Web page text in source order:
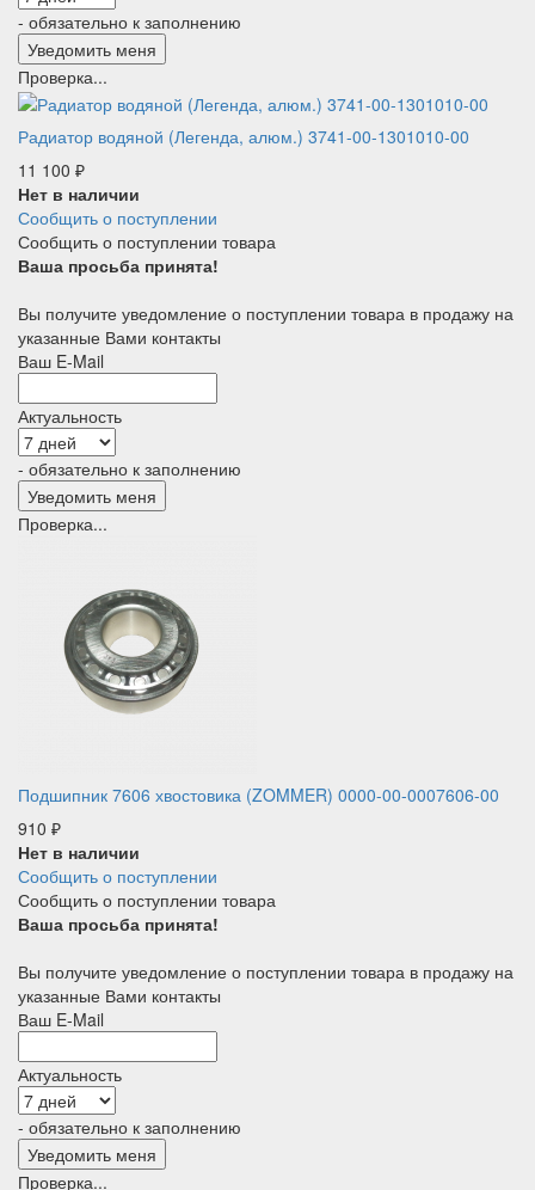
- обязательно к заполнению
Проверка...
Радиатор водяной (Легенда, алюм.) 3741-00-1301010-00
11 100 ₽
Нет в наличии
Сообщить о поступлении
Сообщить о поступлении товара
Ваша просьба принята!
Вы получите уведомление о поступлении товара в продажу на
указанные Вами контакты
Ваш E-Mail
Актуальность
- обязательно к заполнению
Проверка...
Подшипник 7606 хвостовика (ZOMMER) 0000-00-0007606-00
910 ₽
Нет в наличии
Сообщить о поступлении
Сообщить о поступлении товара
Ваша просьба принята!
Вы получите уведомление о поступлении товара в продажу на
указанные Вами контакты
Ваш E-Mail
Актуальность
- обязательно к заполнению
Проверка...